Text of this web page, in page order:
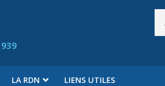
LA RDN LIENS UTILES